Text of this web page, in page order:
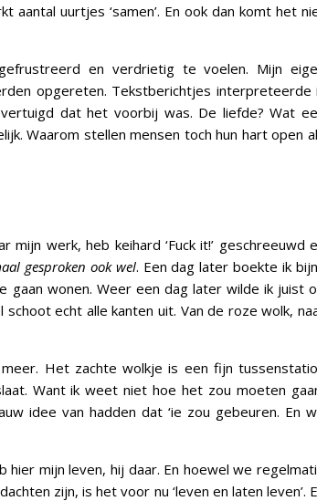
uurtjes ‘samen’. En ook dan komt het
en verdrietig te voelen. Mijn
opgereten. Tekstberichtjes interpreteerde
dat het voorbij was. De liefde? Wat
Waarom stellen mensen toch hun hart open
werk, heb keihard ‘Fuck it!’ geschreeuwd
gesproken ook wel. Een dag later boekte ik
gaan wonen. Weer een dag later wilde ik juist
echt alle kanten uit. Van de roze wolk,
Het zachte wolkje is een fijn
Want ik weet niet hoe het zou moeten
idee van hadden dat ‘ie zou gebeuren. En
hier mijn leven, hij daar. En hoewel we
zijn, is het voor nu ‘leven en laten leven’.